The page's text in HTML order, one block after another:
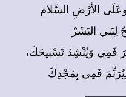
الأرْضِ السَّلام
لِبَني البَشَرْ
فَمِي وَيُنْشِدَ تَسْبيحَكَ،
فَمِي بِمَجْدِكَ